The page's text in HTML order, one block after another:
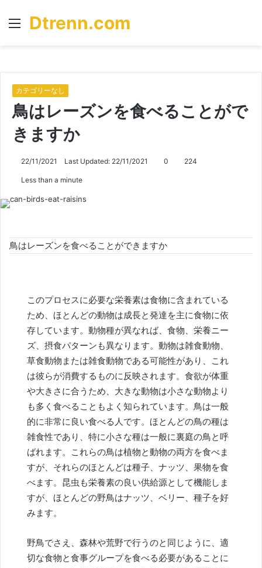
Menu
Dtrenn.com
カテゴリーなし
鳥はレーズンを食べることがで
きますか
22/11/2021 Last Updated: 22/11/2021 0 224
Less than a minute
鳥はレーズンを食べることができますか
このプロセスに必要な栄養素は食物に含まれている
ため、ほとんどの動物は成長と発達を主に食物に依
存しています。動物種が異なれば、食物、栄養ニー
ズ、摂食パターンも異なります。動物は雑食動物、
草食動物または雑食動物である可能性があり、これ
は彼らが消費するものに反映されます。食欲が体重
や大きさに合うため、大きな動物は小さな動物より
も多く食べることもよく知られています。鳥は一般
的に非常に良い食べる人です。ほとんどの鳥の種は
雑食性であり、特に小さな種は一般に裏庭の鳥と呼
ばれます。これらの鳥は植物と動物の両方を食べま
すが、それらのほとんどは種子、ナッツ、果物を食
べます。昆虫も栄養素の良い供給源として機能しま
すが、ほとんどの野鳥はナッツ、ベリー、種子を好
みます。
野鳥でさえ、森林や荒野で行うのと同じように、適
切な食物と食事グループを食べる必要があることに